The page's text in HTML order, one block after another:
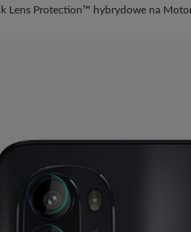
Lens Protection™ hybrydowe na